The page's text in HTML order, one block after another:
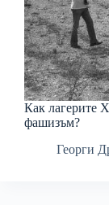
Как лагерите
фашизъм?
Георги